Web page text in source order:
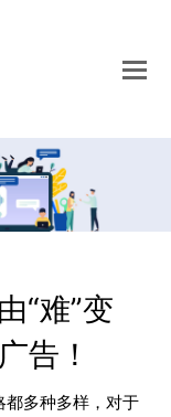
“难”变
告！
都多种多样，对于